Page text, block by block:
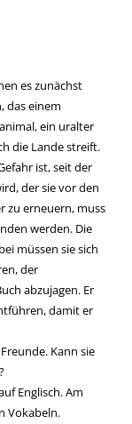
es zunächst
das einem
ein uralter
die Lande streift.
ist, seit der
der sie vor den
zu erneuern, muss
werden. Die
müssen sie sich
der
abzujagen. Er
damit er
Kann sie
Englisch. Am
Vokabeln.